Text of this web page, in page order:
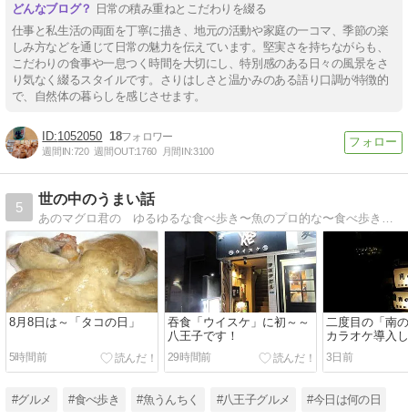
日常の積み重ねとこだわりを綴る
仕事と私生活の両面を丁寧に描き、地元の活動や家庭の一コマ、季節の楽
しみ方などを通じて日常の魅力を伝えています。堅実さを持ちながらも、
こだわりの食事や一息つく時間を大切にし、特別感のある日々の風景をさ
り気なく綴るスタイルです。さりはしさと温かみのある語り口調が特徴的
で、自然体の暮らしを感じさせます。
1052050 18
週間IN:720 週間OUT:1760 月間IN:3100
5
世の中のうまい話
あのマグロ君の ゆるゆるな食べ歩き〜魚のプロ的な〜食べ歩きは八王子やや多し！都心も地方も行き倒し！食い散らかし〜〜お魚勉強もしてみぃひん？
8月8日は～「タコの日」
5時間前
吞食「ウイスケ」に初～～
八王子です！
29時間前
二度目の「南
カラオケ導入
3日前
#グルメ #食べ歩き #魚うんちく #八王子グルメ #今日は何の日